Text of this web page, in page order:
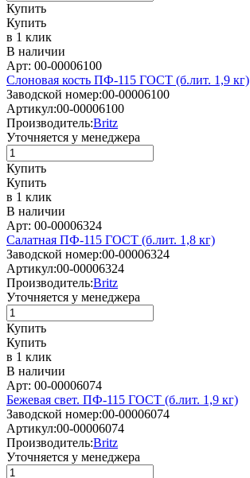
Купить
Купить
в 1 клик
В наличии
Арт: 00-00006100
Слоновая кость ПФ-115 ГОСТ (б.лит. 1,9 кг)
Заводской номер:00-00006100
Артикул:00-00006100
Производитель:Britz
Уточняется у менеджера
Купить
Купить
в 1 клик
В наличии
Арт: 00-00006324
Салатная ПФ-115 ГОСТ (б.лит. 1,8 кг)
Заводской номер:00-00006324
Артикул:00-00006324
Производитель:Britz
Уточняется у менеджера
Купить
Купить
в 1 клик
В наличии
Арт: 00-00006074
Бежевая свет. ПФ-115 ГОСТ (б.лит. 1,9 кг)
Заводской номер:00-00006074
Артикул:00-00006074
Производитель:Britz
Уточняется у менеджера